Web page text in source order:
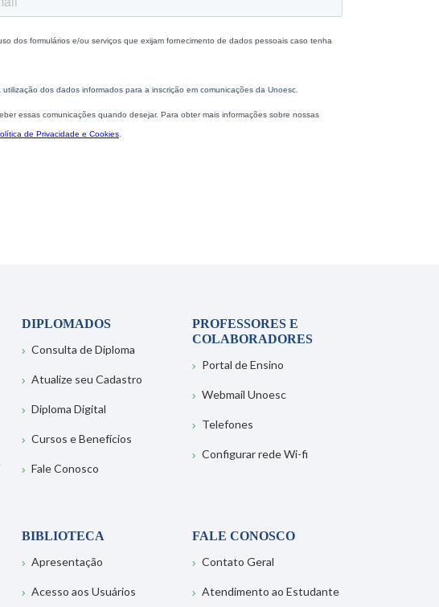
DIPLOMADOS
Consulta de Diploma
Atualize seu Cadastro
Diploma Digital
Cursos e Benefícios
Fale Conosco
PROFESSORES E
COLABORADORES
Portal de Ensino
Webmail Unoesc
Telefones
Configurar rede Wi-fi
BIBLIOTECA
Apresentação
Acesso aos Usuários
FALE CONOSCO
Contato Geral
Atendimento ao Estudante